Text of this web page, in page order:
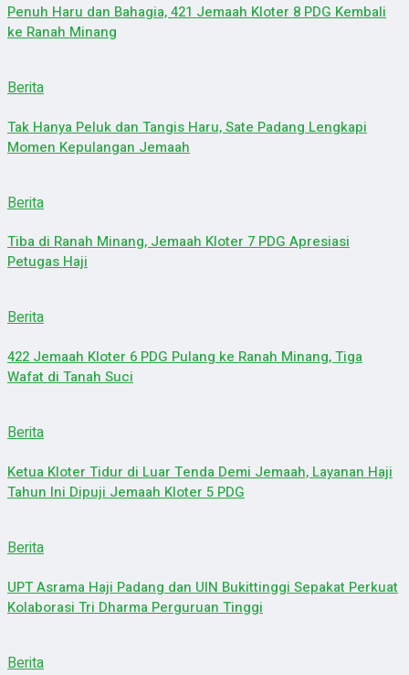
Penuh Haru dan Bahagia, 421 Jemaah Kloter 8 PDG Kembali
ke Ranah Minang
Berita
Tak Hanya Peluk dan Tangis Haru, Sate Padang Lengkapi
Momen Kepulangan Jemaah
Berita
Tiba di Ranah Minang, Jemaah Kloter 7 PDG Apresiasi
Petugas Haji
Berita
422 Jemaah Kloter 6 PDG Pulang ke Ranah Minang, Tiga
Wafat di Tanah Suci
Berita
Ketua Kloter Tidur di Luar Tenda Demi Jemaah, Layanan Haji
Tahun Ini Dipuji Jemaah Kloter 5 PDG
Berita
UPT Asrama Haji Padang dan UIN Bukittinggi Sepakat Perkuat
Kolaborasi Tri Dharma Perguruan Tinggi
Berita